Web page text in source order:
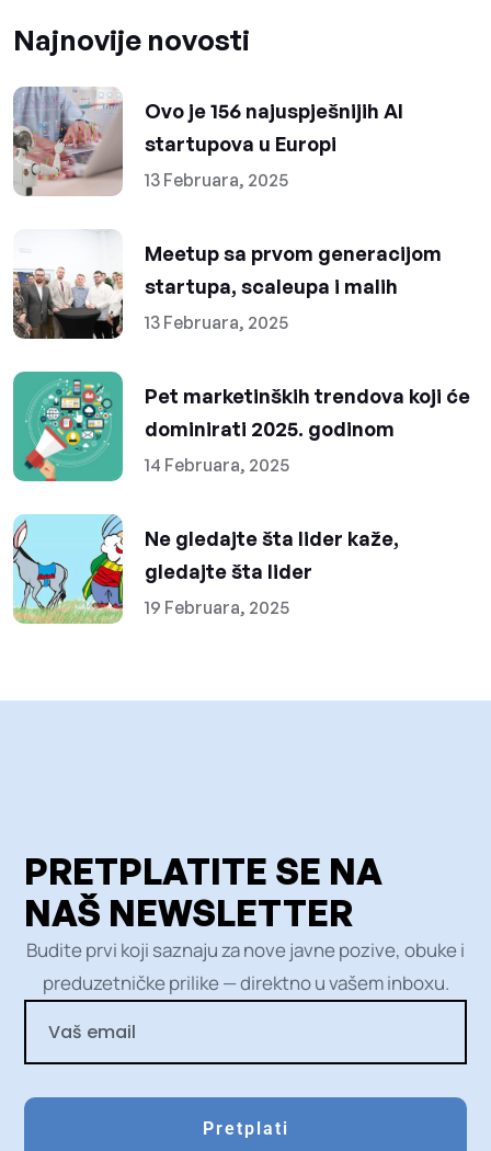
Najnovije novosti
Ovo je 156 najuspješnijih AI
startupova u Europi
13 Februara, 2025
Meetup sa prvom generacijom
startupa, scaleupa i malih
13 Februara, 2025
Pet marketinških trendova koji će
dominirati 2025. godinom
14 Februara, 2025
Ne gledajte šta lider kaže,
gledajte šta lider
19 Februara, 2025
PRETPLATITE SE NA
NAŠ NEWSLETTER
Budite prvi koji saznaju za nove javne pozive, obuke i
preduzetničke prilike — direktno u vašem inboxu.
Pretplati